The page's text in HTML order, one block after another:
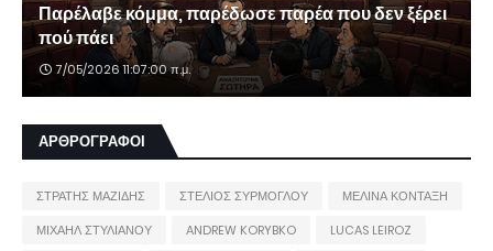
Παρέλαβε κόμμα, παρέδωσε παρέα που δεν ξέρει
πού πάει
7/05/2026 11:07:00 π.μ.
ΑΡΘΡΟΓΡΑΦΟΙ
ΣΤΡΑΤΗΣ ΜΑΖΙΔΗΣ ΣΤΕΛΙΟΣ ΣΥΡΜΟΓΛΟΥ
ΜΕΛΙΝΑ ΚΟΝΤΑΞΗ
ΜΙΧΑΗΛ ΣΤΥΛΙΑΝΟΥ
ANDREW KORYBKO
LUCAS LEIROZ